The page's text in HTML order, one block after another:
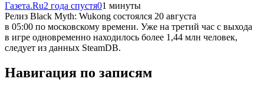
Газета.Ru2 года спустя01 минуты
Релиз Black Myth: Wukong состоялся 20 августа
в 05:00 по московскому времени. Уже на третий час с выхода
в игре одновременно находилось более 1,44 млн человек,
следует из данных SteamDB.
Навигация по записям